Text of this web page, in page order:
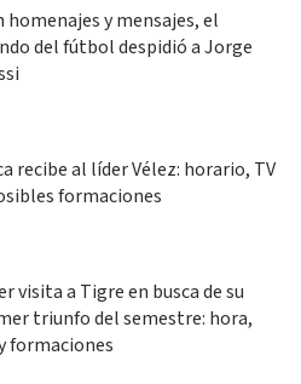
homenajes y mensajes, el
del fútbol despidió a Jorge
recibe al líder Vélez: horario, TV
formaciones
visita a Tigre en busca de su
triunfo del semestre: hora,
formaciones